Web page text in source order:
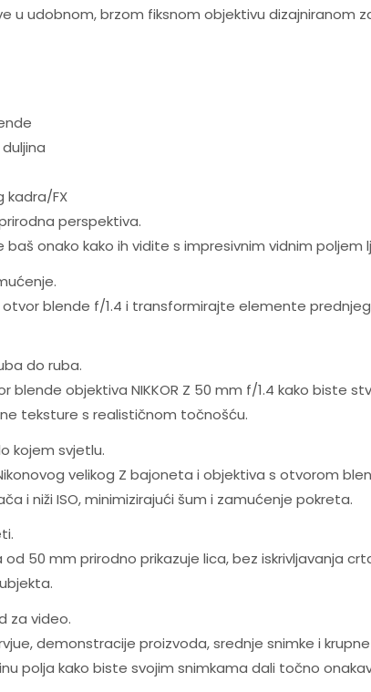
u udobnom, brzom fiksnom objektivu dizajniranom
kadra/FX
perspektiva.
baš onako kako ih vidite s impresivnim vidnim
blende f/1.4 i transformirajte elemente
do ruba.
blende objektiva NIKKOR Z 50 mm f/1.4 kako biste
teksture s realističnom točnošću.
kojem svjetlu.
velikog Z bajoneta i objektiva s otvorom
i niži ISO, minimizirajući šum i zamućenje pokreta.
od 50 mm prirodno prikazuje lica, bez iskrivljavanja
za video.
demonstracije proizvoda, srednje snimke i
polja kako biste svojim snimkama dali točno